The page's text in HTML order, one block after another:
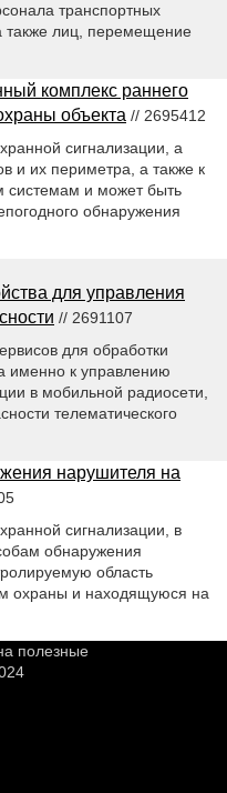
транспортных
также лиц, перемещение
комплекс раннего
объекта // 2695412
сигнализации, а
и их периметра, а также к
и может быть
обнаружения
для управления
// 2691107
для обработки
именно к управлению
в мобильной радиосети,
телематического
нарушителя на
сигнализации, в
обнаружения
область
охраны и находящуюся на
полезные